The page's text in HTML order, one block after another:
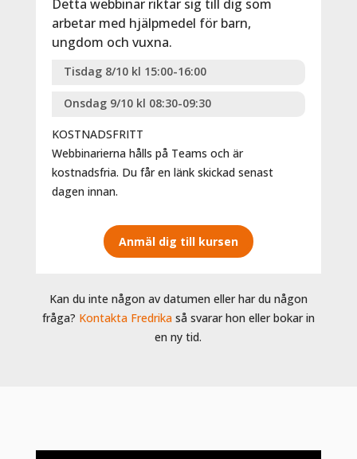
Detta webbinar riktar sig till dig som
arbetar med hjälpmedel för barn,
ungdom och vuxna.
Tisdag 8/10 kl 15:00-16:00
Onsdag 9/10 kl 08:30-09:30
KOSTNADSFRITT
Webbinarierna hålls på Teams och är
kostnadsfria. Du får en länk skickad senast
dagen innan.
Anmäl dig till kursen
Kan du inte någon av datumen eller har du någon
fråga? Kontakta Fredrikaså svarar hon eller bokar in
en ny tid.